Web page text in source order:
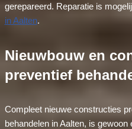
gerepareerd. Reparatie is
in Aalten.
Nieuwbouw en
preventief
Compleet nieuwe constructies
behandelen in Aalten, is